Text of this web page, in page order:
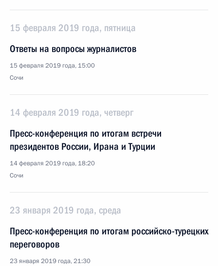
15 февраля 2019 года, пятница
Ответы на вопросы журналистов
15 февраля 2019 года, 15:00
Сочи
14 февраля 2019 года, четверг
Пресс-конференция по итогам встречи
президентов России, Ирана и Турции
14 февраля 2019 года, 18:20
Сочи
23 января 2019 года, среда
Пресс-конференция по итогам российско-турецких
переговоров
23 января 2019 года, 21:30